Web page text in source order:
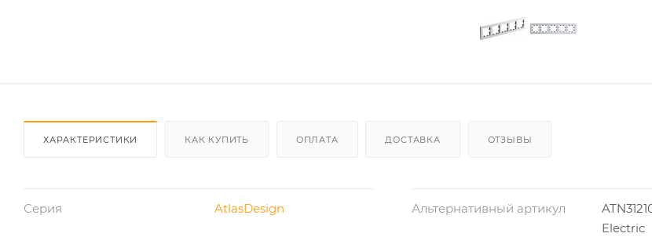
ХАРАКТЕРИСТИКИ КАК КУПИТЬ ОПЛАТА ДОСТАВКА ОТЗЫВЫ
Серия AtlasDesign Альтернативный артикул
Electric